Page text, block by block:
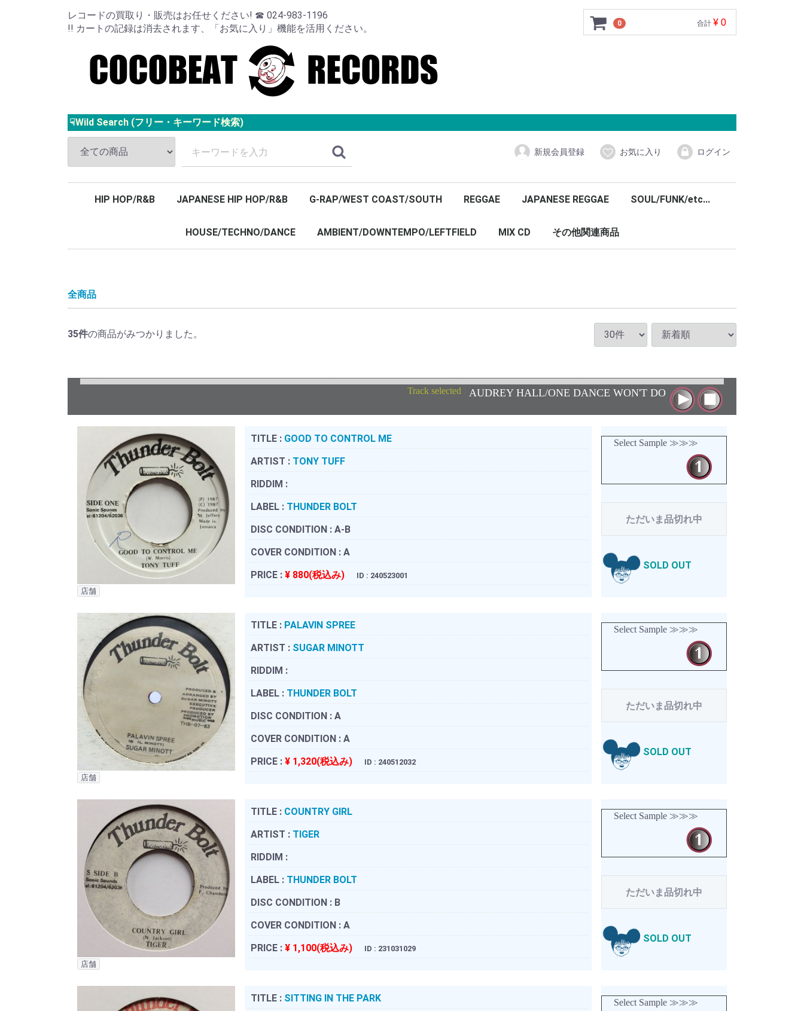
レコードの買取り・販売はお任せください! ☎ 024-983-1196
!! カートの記録は消去されます、「お気に入り」機能を活用ください。
0 合計 ¥ 0
☟Wild Search (フリー・キーワード検索)
新規会員登録 お気に入り ログイン
HIP HOP/R&B JAPANESE HIP HOP/R&B G-RAP/WEST COAST/SOUTH REGGAE JAPANESE REGGAE SOUL/FUNK/etc...
HOUSE/TECHNO/DANCE AMBIENT/DOWNTEMPO/LEFTFIELD MIX CD その他関連商品
全商品
35件の商品がみつかりました。
Track selected : AUDREY HALL/ONE DANCE WON'T DO
店舗
TITLE : GOOD TO CONTROL ME
ARTIST : TONY TUFF
RIDDIM :
LABEL : THUNDER BOLT
DISC CONDITION : A-B
COVER CONDITION : A
PRICE : ¥ 880(税込み) ID : 240523001
Select Sample ≫≫≫
ただいま品切れ中
SOLD OUT
店舗
TITLE : PALAVIN SPREE
ARTIST : SUGAR MINOTT
RIDDIM :
LABEL : THUNDER BOLT
DISC CONDITION : A
COVER CONDITION : A
PRICE : ¥ 1,320(税込み) ID : 240512032
Select Sample ≫≫≫
ただいま品切れ中
SOLD OUT
店舗
TITLE : COUNTRY GIRL
ARTIST : TIGER
RIDDIM :
LABEL : THUNDER BOLT
DISC CONDITION : B
COVER CONDITION : A
PRICE : ¥ 1,100(税込み) ID : 231031029
Select Sample ≫≫≫
ただいま品切れ中
SOLD OUT
TITLE : SITTING IN THE PARK
Select Sample ≫≫≫